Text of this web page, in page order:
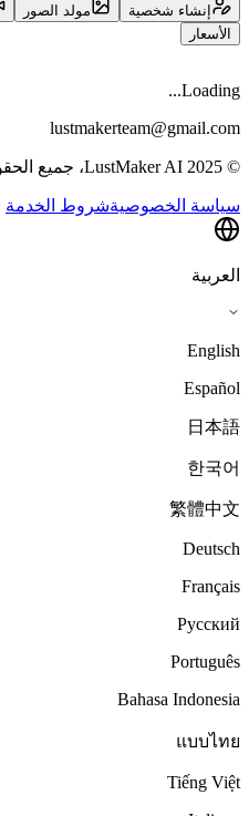
إنشاء شخصية
مولد الصور
الأسعار
Loading...
lustmakerteam@gmail.com
© 2025 LustMaker AI، جميع الحقوق محفوظة.
سياسة الخصوصيةشروط الخدمة
العربية
English
Español
日本語
한국어
繁體中文
Deutsch
Français
Русский
Português
Bahasa Indonesia
แบบไทย
Tiếng Việt